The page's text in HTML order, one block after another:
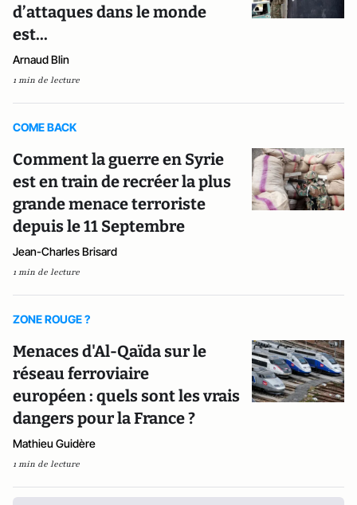
d’attaques dans le monde
est...
Arnaud Blin
1 min de lecture
COME BACK
Comment la guerre en Syrie
est en train de recréer la plus
grande menace terroriste
depuis le 11 Septembre
Jean-Charles Brisard
1 min de lecture
ZONE ROUGE ?
Menaces d'Al-Qaïda sur le
réseau ferroviaire
européen : quels sont les vrais
dangers pour la France ?
Mathieu Guidère
1 min de lecture